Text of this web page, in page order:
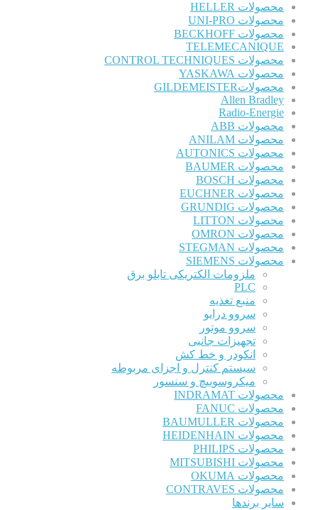
محصولات HELLER
محصولات UNI-PRO
محصولات BECKHOFF
TELEMECANIQUE
محصولات CONTROL TECHNIQUES
محصولات YASKAWA
محصولاتGILDEMEISTER
Allen Bradley
Radio-Energie
محصولات ABB
محصولات ANILAM
محصولات AUTONICS
محصولات BAUMER
محصولات BOSCH
محصولات EUCHNER
محصولات GRUNDIG
محصولات LITTON
محصولات OMRON
محصولات STEGMAN
محصولات SIEMENS
ملزومات الکتریکی تابلو برق
PLC
منبع تغذیه
سروو درایو
سروو موتور
تجهیزات جانبی
انکودر و خط کش
سیستم کنترل و اجزای مربوطه
میکروسوییچ و سنسور
محصولات INDRAMAT
محصولات FANUC
محصولات BAUMULLER
محصولات HEIDENHAIN
محصولات PHILIPS
محصولات MITSUBISHI
محصولات OKUMA
محصولات CONTRAVES
سایر برندها